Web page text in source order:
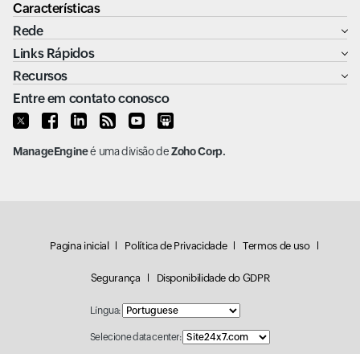
Características
Rede
Links Rápidos
Recursos
Entre em contato conosco
ManageEngineé uma divisão deZoho Corp.
Pagina inicial Política de Privacidade Termos de uso
Segurança Disponibilidade do GDPR
Língua:
Selecione data center: